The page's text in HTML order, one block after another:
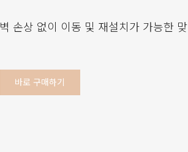
벽 손상 없이 이동 및 재설치가 가능한
바로 구매하기